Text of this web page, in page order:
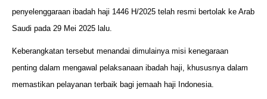
penyelenggaraan ibadah haji 1446 H/2025 telah resmi bertolak ke Arab
Saudi pada 29 Mei 2025 lalu.
Keberangkatan tersebut menandai dimulainya misi kenegaraan
penting dalam mengawal pelaksanaan ibadah haji, khususnya dalam
memastikan pelayanan terbaik bagi jemaah haji Indonesia.